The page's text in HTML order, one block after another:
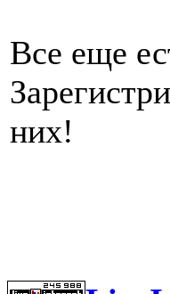
Все еще
них!